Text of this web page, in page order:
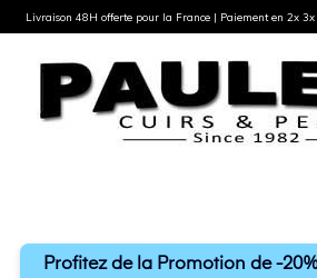
Profitez de la Promotion de -
Livraison 48H offerte pour la France | Paiement en 2x